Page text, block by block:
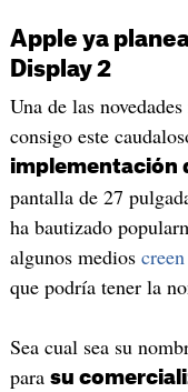
Apple ya
Display 2
Una de las
consigo este
implementación
pantalla de 27
ha bautizado
algunos medios
que podría tener la
Sea cual sea su
para su